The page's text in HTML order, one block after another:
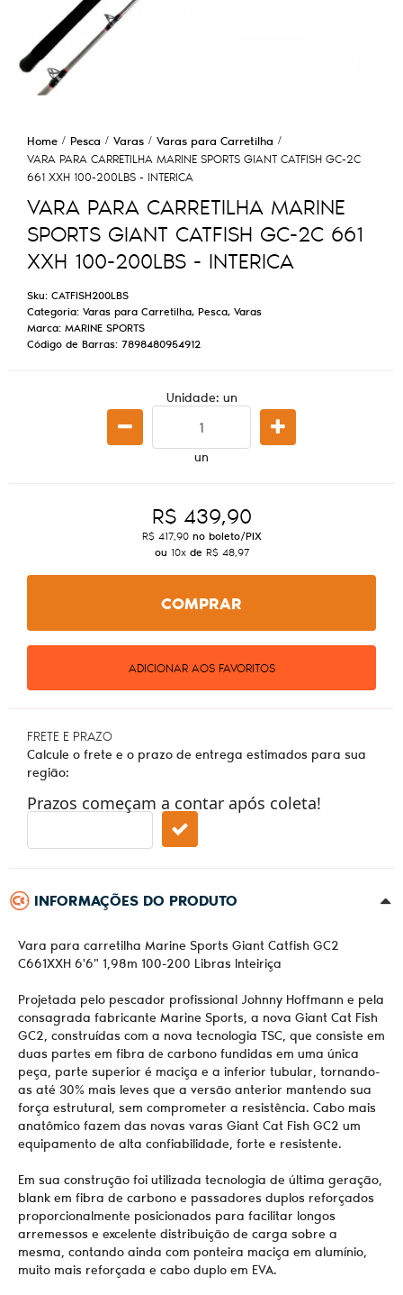
Home Pesca Varas
Varas para Carretilha
VARA PARA CARRETILHA MARINE SPORTS GIANT CATFISH GC-2C
661 XXH 100-200LBS - INTERICA
VARA PARA CARRETILHA MARINE
SPORTS GIANT CATFISH GC-2C 661
XXH 100-200LBS - INTERICA
Sku: CATFISH200LBS
Categoria: Varas para Carretilha, Pesca, Varas
Marca: MARINE SPORTS
Código de Barras: 7898480954912
Unidade: un
un
R$ 439,90
R$ 417,90no boleto/PIX
ou 10xde R$ 48,97
COMPRAR
ADICIONAR AOS FAVORITOS
FRETE E PRAZO
Calcule o frete e o prazo de entrega estimados para sua
região:
Prazos começam a contar após coleta!
INFORMAÇÕES DO PRODUTO
Vara para carretilha Marine Sports Giant Catfish GC2
C661XXH 6'6" 1,98m 100-200 Libras Inteiriça
Projetada pelo pescador profissional Johnny Hoffmann e pela
consagrada fabricante Marine Sports, a nova Giant Cat Fish
GC2, construídas com a nova tecnologia TSC, que consiste em
duas partes em fibra de carbono fundidas em uma única
peça, parte superior é maciça e a inferior tubular, tornando-
as até 30% mais leves que a versão anterior mantendo sua
força estrutural, sem comprometer a resistência. Cabo mais
anatômico fazem das novas varas Giant Cat Fish GC2 um
equipamento de alta confiabilidade, forte e resistente.
Em sua construção foi utilizada tecnologia de última geração,
blank em fibra de carbono e passadores duplos reforçados
proporcionalmente posicionados para facilitar longos
arremessos e excelente distribuição de carga sobre a
mesma, contando ainda com ponteira maciça em alumínio,
muito mais reforçada e cabo duplo em EVA.